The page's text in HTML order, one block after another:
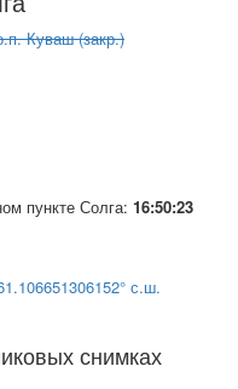
Куваш (закр.)
пункте Солга: 16:50:23
с.ш.
снимках